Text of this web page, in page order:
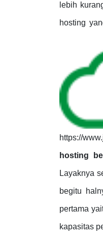
lebih
hosting
https://
hosting
Layaknya
begitu
pertama
kapasitas